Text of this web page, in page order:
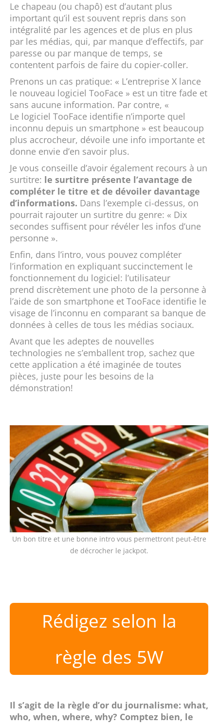
Le chapeau (ou chapô) est d’autant plus
important qu’il est souvent repris dans son
intégralité par les agences et de plus en plus
par les médias, qui, par manque d’effectifs, par
paresse ou par manque de temps, se
contentent parfois de faire du copier-coller.
Prenons un cas pratique: « L’entreprise X lance
le nouveau logiciel TooFace » est un titre fade et
sans aucune information. Par contre, «
Le logiciel TooFace identifie n’importe quel
inconnu depuis un smartphone » est beaucoup
plus accrocheur, dévoile une info importante et
donne envie d’en savoir plus.
Je vous conseille d’avoir également recours à un
surtitre: le surtitre présente l’avantage de
compléter le titre et de dévoiler davantage
d’informations. Dans l’exemple ci-dessus, on
pourrait rajouter un surtitre du genre: « Dix
secondes suffisent pour révéler les infos d’une
personne ».
Enfin, dans l’intro, vous pouvez compléter
l’information en expliquant succinctement le
fonctionnement du logiciel: l’utilisateur
prend discrètement une photo de la personne à
l’aide de son smartphone et TooFace identifie le
visage de l’inconnu en comparant sa banque de
données à celles de tous les médias sociaux.
Avant que les adeptes de nouvelles
technologies ne s’emballent trop, sachez que
cette application a été imaginée de toutes
pièces, juste pour les besoins de la
démonstration!
Un bon titre et une bonne intro vous permettront peut-être
de décrocher le jackpot.
Rédigez selon la
règle des 5W
Il s’agit de la règle d’or du journalisme: what,
who, when, where, why? Comptez bien, le